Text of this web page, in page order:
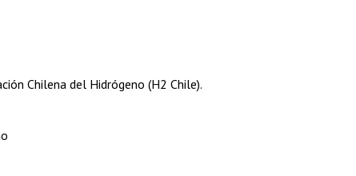
Chilena del Hidrógeno (H2 Chile).